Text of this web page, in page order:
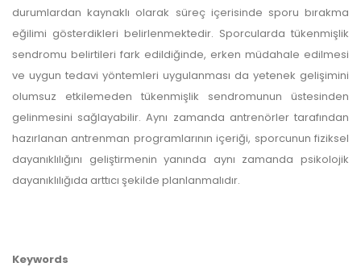
durumlardan kaynaklı olarak süreç içerisinde sporu bırakma
eğilimi gösterdikleri belirlenmektedir. Sporcularda tükenmişlik
sendromu belirtileri fark edildiğinde, erken müdahale edilmesi
ve uygun tedavi yöntemleri uygulanması da yetenek gelişimini
olumsuz etkilemeden tükenmişlik sendromunun üstesinden
gelinmesini sağlayabilir. Aynı zamanda antrenörler tarafından
hazırlanan antrenman programlarının içeriği, sporcunun fiziksel
dayanıklılığını geliştirmenin yanında aynı zamanda psikolojik
dayanıklılığıda arttıcı şekilde planlanmalıdır.
Keywords